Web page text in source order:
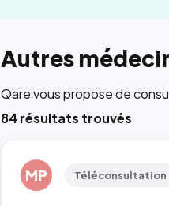
Autres
Qare vous propose de
84 résultats trouvés
MP Téléconsultation